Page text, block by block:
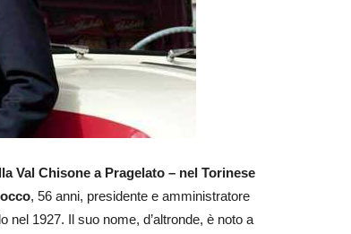
Val Chisone a Pragelato – nel Torinese
, 56 anni, presidente e amministratore
nel 1927. Il suo nome, d’altronde, è noto a